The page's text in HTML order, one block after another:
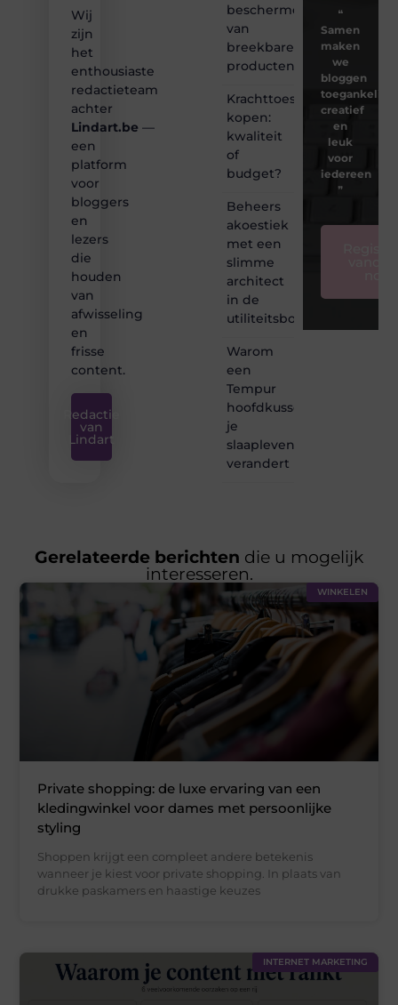
Wij
zijn
het
enthousiaste
redactieteam
achter
Lindart.be —
een
platform
voor
bloggers
en
lezers
die
houden
van
afwisseling
en
frisse
content.
Redactie
van
Lindart
beschermen
van
breekbare
producten
Krachttoestel
kopen:
kwaliteit
of
budget?
Beheers
akoestiek
met een
slimme
architect
in de
utiliteitsbouw
Warom
een
Tempur
hoofdkussen
je
slaapleven
verandert
❝
Samen
maken
we
bloggen
toegankelijk,
creatief
en
leuk
voor
iedereen
❞
Gerelateerde berichten die u mogelijk
interesseren.
WINKELEN
Private shopping: de luxe ervaring van een
kledingwinkel voor dames met persoonlijke
styling
Shoppen krijgt een compleet andere betekenis
wanneer je kiest voor private shopping. In plaats van
drukke paskamers en haastige keuzes
INTERNET MARKETING